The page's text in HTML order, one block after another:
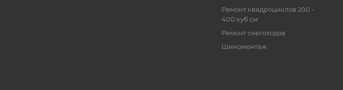
Ремонт квадроциклов 200 -
400 куб.см
Ремонт снегоходов
Шиномонтаж